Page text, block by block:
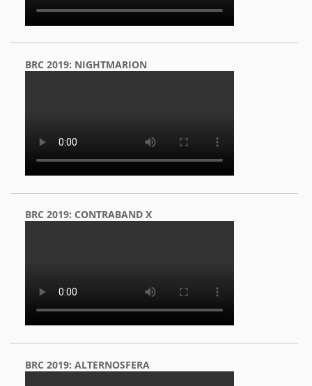
BRC 2019: NIGHTMARION
BRC 2019: CONTRABAND X
BRC 2019: ALTERNOSFERA